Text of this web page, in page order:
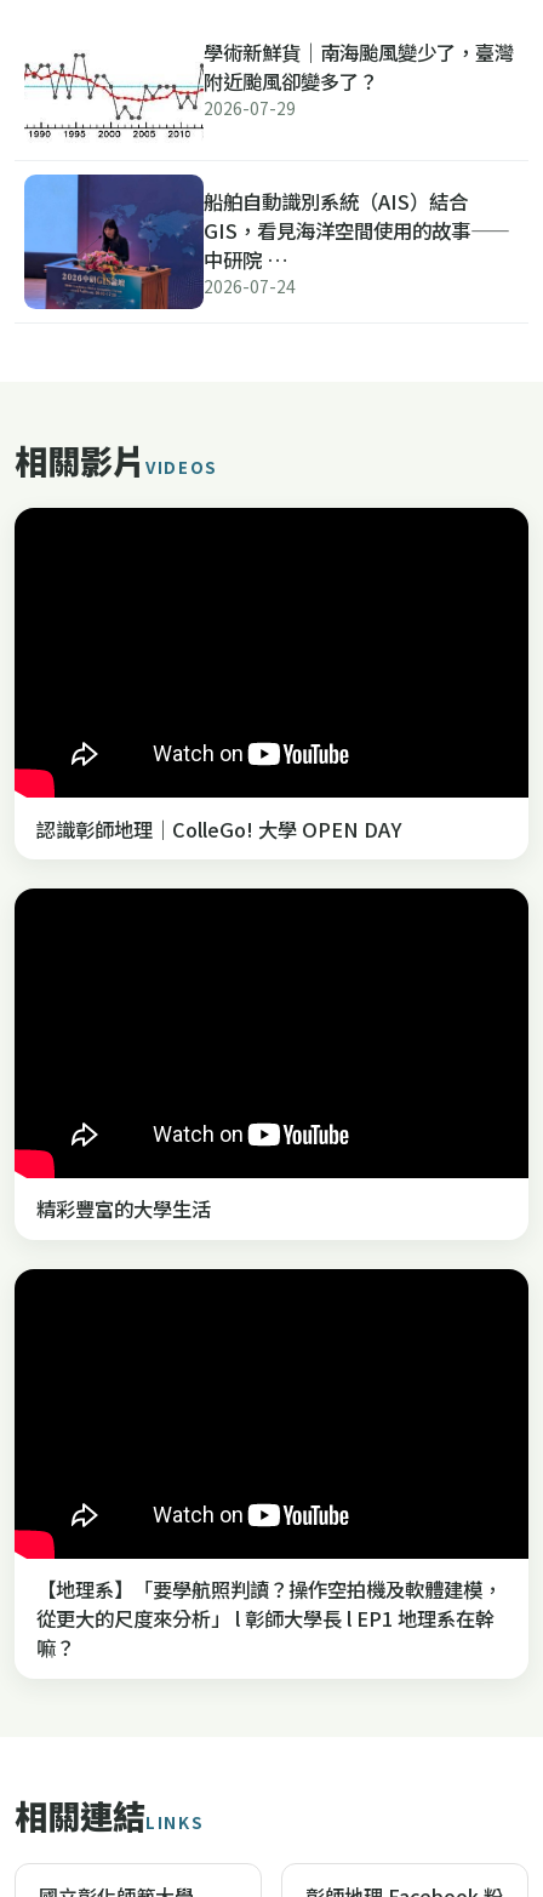
學術新鮮貨｜南海颱風變少了，臺灣
附近颱風卻變多了？
2026-07-29
船舶自動識別系統（AIS）結合
GIS，看見海洋空間使用的故事——
中研院 …
2026-07-24
相關影片 VIDEOS
認識彰師地理｜ColleGo! 大學 OPEN DAY
精彩豐富的大學生活
【地理系】「要學航照判讀？操作空拍機及軟體建模，
從更大的尺度來分析」 l 彰師大學長 l EP1 地理系在幹
嘛？
相關連結LINKS